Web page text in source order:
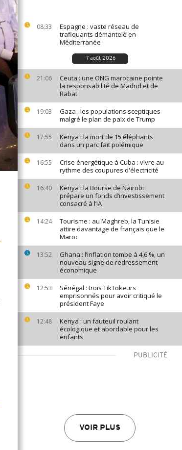
08:33
Espagne : vaste réseau de
trafiquants démantelé en
Méditerranée
7 août 2026
21:06
Ceuta : une ONG marocaine pointe
la responsabilité de Madrid et de
Rabat
19:03
Gaza : les populations sceptiques
malgré le plan de paix de Trump
17:55
Kenya : la mort de 15 éléphants
dans un parc fait polémique
16:55
Crise énergétique à Cuba : vivre au
rythme des coupures d'électricité
16:40
Kenya : la Bourse de Nairobi
prépare un fonds d’investissement
consacré à l’IA
14:24
Tourisme : au Maghreb, la Tunisie
attire davantage de français que le
Maroc
13:52
Ghana : l’inflation tombe à 4,6 %, un
nouveau signe de redressement
économique
12:53
Sénégal : trois TikTokeurs
emprisonnés pour avoir critiqué le
président Faye
12:48
Kenya : un fauteuil roulant
écologique et abordable pour les
enfants
PUBLICITÉ
VOIR PLUS